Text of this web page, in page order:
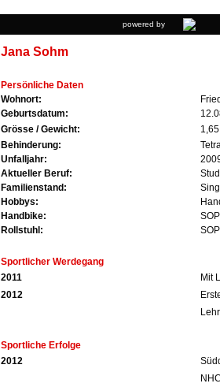
powered by
Jana Sohm
Persönliche Daten
Wohnort:
Geburtsdatum:
Grösse / Gewicht:
Behinderung:
Unfalljahr:
Aktueller Beruf:
Familienstand:
Hobbys:
Handbike:
Rollstuhl:
Sportlicher Werdegang
2011
Mit
2012
Sportliche Erfolge
2012